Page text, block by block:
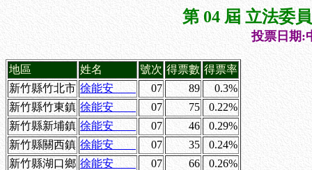
第 04 屆 立法委
投票日期:
地區 姓名 號次 得票數 得票率
新竹縣竹北市 徐能安 07 89
0.3%
新竹縣竹東鎮 徐能安 07 75
0.22%
新竹縣新埔鎮 徐能安 07 46
0.29%
新竹縣關西鎮 徐能安 07 35
0.24%
新竹縣湖口鄉 徐能安 07 66
0.26%